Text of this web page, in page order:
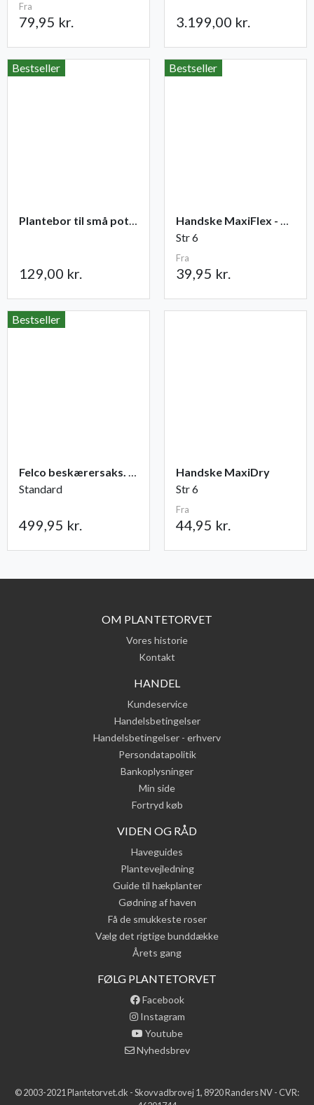
Fra
79,95 kr. 3.199,00 kr.
Bestseller
Plantebor til små potter
129,00 kr.
Bestseller
Handske MaxiFlex - Ultimate
Str 6
Fra
39,95 kr.
Bestseller
Felco beskærersaks. nr. 2
Standard
499,95 kr.
Handske MaxiDry
Str 6
Fra
44,95 kr.
OM PLANTETORVET
Vores historie
Kontakt
HANDEL
Kundeservice
Handelsbetingelser
Handelsbetingelser - erhverv
Persondatapolitik
Bankoplysninger
Min side
Fortryd køb
VIDEN OG RÅD
Haveguides
Plantevejledning
Guide til hækplanter
Gødning af haven
Få de smukkeste roser
Vælg det rigtige bunddække
Årets gang
FØLG PLANTETORVET
Facebook
Instagram
Youtube
Nyhedsbrev
© 2003-2021 Plantetorvet.dk - Skovvadbrovej 1, 8920 Randers NV - CVR: